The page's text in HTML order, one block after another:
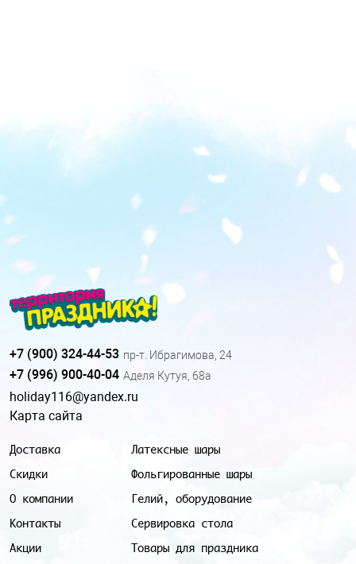
Доставка
Скидки
О компании
Контакты
Акции
Латексные шары
Фольгированные шары
Гелий, оборудование
Сервировка стола
Товары для праздника
+7 (900) 324-44-53 пр-т. Ибрагимова, 24
+7 (996) 900-40-04 Аделя Кутуя, 68а
holiday116@yandex.ru
Карта сайта